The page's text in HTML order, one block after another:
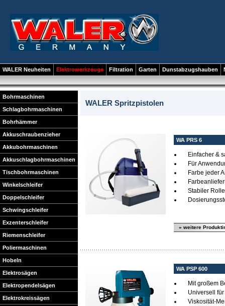
WALER Neuheiten Elektrowerkzeuge Filtration Garten Dunstabzugshauben
Bohrmaschinen
Schlagbohrmaschinen
Bohrhämmer
Akkuschraubenzieher
Akkubohrmaschinen
Akkuschlagbohrmaschinen
Tischbohrmaschinen
Winkelschleifer
Doppelschleifer
Schwingschleifer
Exzenterschleifer
Riemenschleifer
Poliermaschinen
Hobeln
Elektrosägen
Elektropendelsägen
Elektrokreissägen
WALER Spritzpistolen
WA PRS 6
Einfacher &
Für
Farbe jeder
Stabiler
» weitere
WA PSP 600
Mit großem
Universell
Viskosität-